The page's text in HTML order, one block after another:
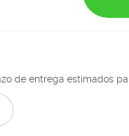
de entrega estimados